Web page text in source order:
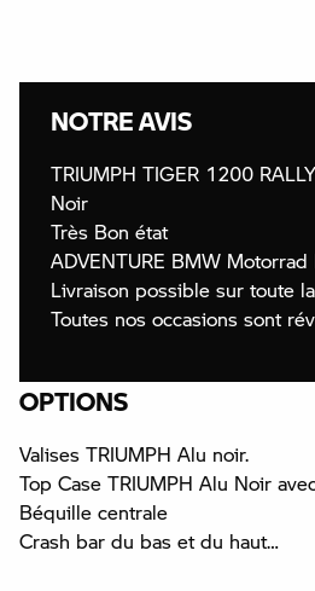
NOTRE AVIS
TRIUMPH TIGER 1200
Noir
Très Bon état
ADVENTURE BMW
Livraison possible sur toute
Toutes nos occasions sont
OPTIONS
Valises TRIUMPH Alu noir.
Top Case TRIUMPH Alu Noir
Béquille centrale
Crash bar du bas et du haut…